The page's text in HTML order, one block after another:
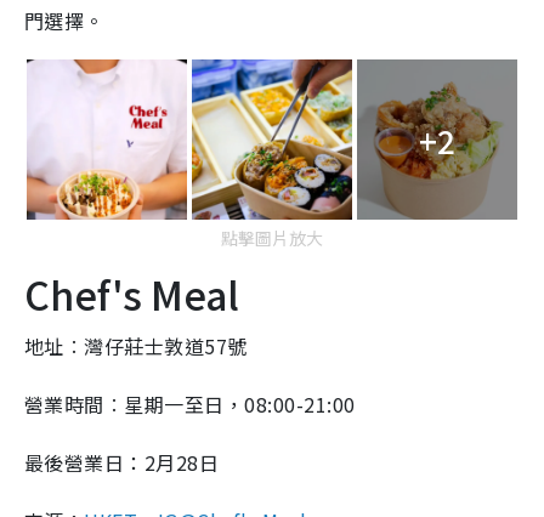
門選擇。
+2
點擊圖片放大
Chef's Meal
地址︰灣仔莊士敦道57號
營業時間︰星期一至日，08:00-21:00
最後營業日：2月28日